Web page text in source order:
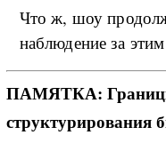
Что ж, шоу
наблюдение за
ПАМЯТКА:
структурирования